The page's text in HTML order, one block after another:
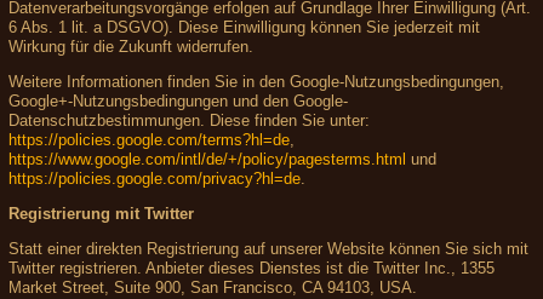
Datenverarbeitungsvorgänge erfolgen auf Grundlage Ihrer Einwilligung (Art.
6 Abs. 1 lit. a DSGVO). Diese Einwilligung können Sie jederzeit mit
Wirkung für die Zukunft widerrufen.
Weitere Informationen finden Sie in den Google-Nutzungsbedingungen,
Google+-Nutzungsbedingungen und den Google-
Datenschutzbestimmungen. Diese finden Sie unter:
https://policies.google.com/terms?hl=de,
https://www.google.com/intl/de/+/policy/pagesterms.html und
https://policies.google.com/privacy?hl=de.
Registrierung mit Twitter
Statt einer direkten Registrierung auf unserer Website können Sie sich mit
Twitter registrieren. Anbieter dieses Dienstes ist die Twitter Inc., 1355
Market Street, Suite 900, San Francisco, CA 94103, USA.